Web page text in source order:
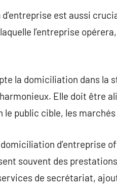
est aussi
l’entreprise
la domiciliation dans la
Elle doit être
le public cible, les
d’entreprise
souvent des
de secrétariat,